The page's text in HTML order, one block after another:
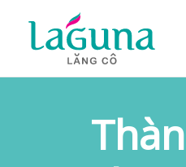
content